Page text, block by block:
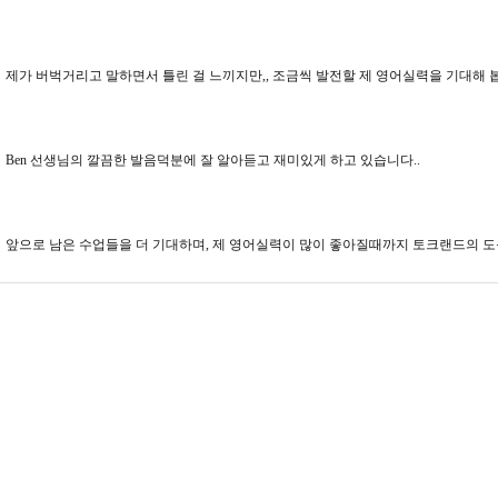
제가 버벅거리고 말하면서 틀린 걸 느끼지만,, 조금씩 발전할 제 영어실력을 기대해
Ben 선생님의 깔끔한 발음덕분에 잘 알아듣고 재미있게 하고 있습니다..
앞으로 남은 수업들을 더 기대하며, 제 영어실력이 많이 좋아질때까지 토크랜드의